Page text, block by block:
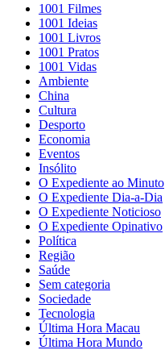
1001 Filmes
1001 Ideias
1001 Livros
1001 Pratos
1001 Vidas
Ambiente
China
Cultura
Desporto
Economia
Eventos
Insólito
O Expediente ao Minuto
O Expediente Dia-a-Dia
O Expediente Noticioso
O Expediente Opinativo
Política
Região
Saúde
Sem categoria
Sociedade
Tecnologia
Última Hora Macau
Última Hora Mundo